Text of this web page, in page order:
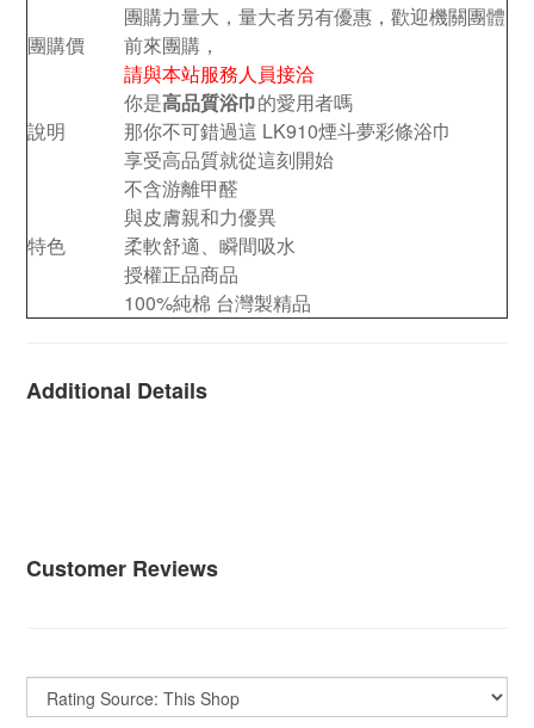
團購價
團購力量大，量大者另有優惠，歡迎機關團體
前來團購，
請與本站服務人員接洽
說明
你是高品質浴巾的愛用者嗎
那你不可錯過這 LK910煙斗夢彩條浴巾
享受高品質就從這刻開始
特色
不含游離甲醛
與皮膚親和力優異
柔軟舒適、瞬間吸水
授權正品商品
100%純棉 台灣製精品
Additional Details
Customer Reviews